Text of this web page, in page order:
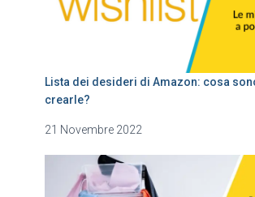
Lista dei desideri di Amazon: cosa
crearle?
21 Novembre 2022